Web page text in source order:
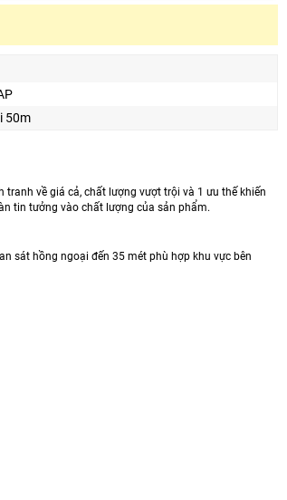
50m
về giá cả, chất lượng vượt trội và 1 ưu thế khiến
tin tưởng vào chất lượng của sản phẩm.
sát hồng ngoại đến 35 mét phù hợp khu vực bên